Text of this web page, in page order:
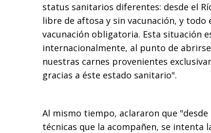
status sanitarios diferentes: desde el
libre de aftosa y sin vacunación, y todo
vacunación obligatoria. Esta situación
internacionalmente, al punto de
nuestras carnes provenientes
gracias a éste estado sanitario".
Al mismo tiempo, aclararon que "d
técnicas que la acompañen, se intenta